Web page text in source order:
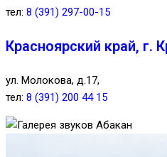
тел: 8 (391) 297-00-15
Красноярский край, г.
ул. Молокова, д.17,
тел: 8 (391) 200 44 15